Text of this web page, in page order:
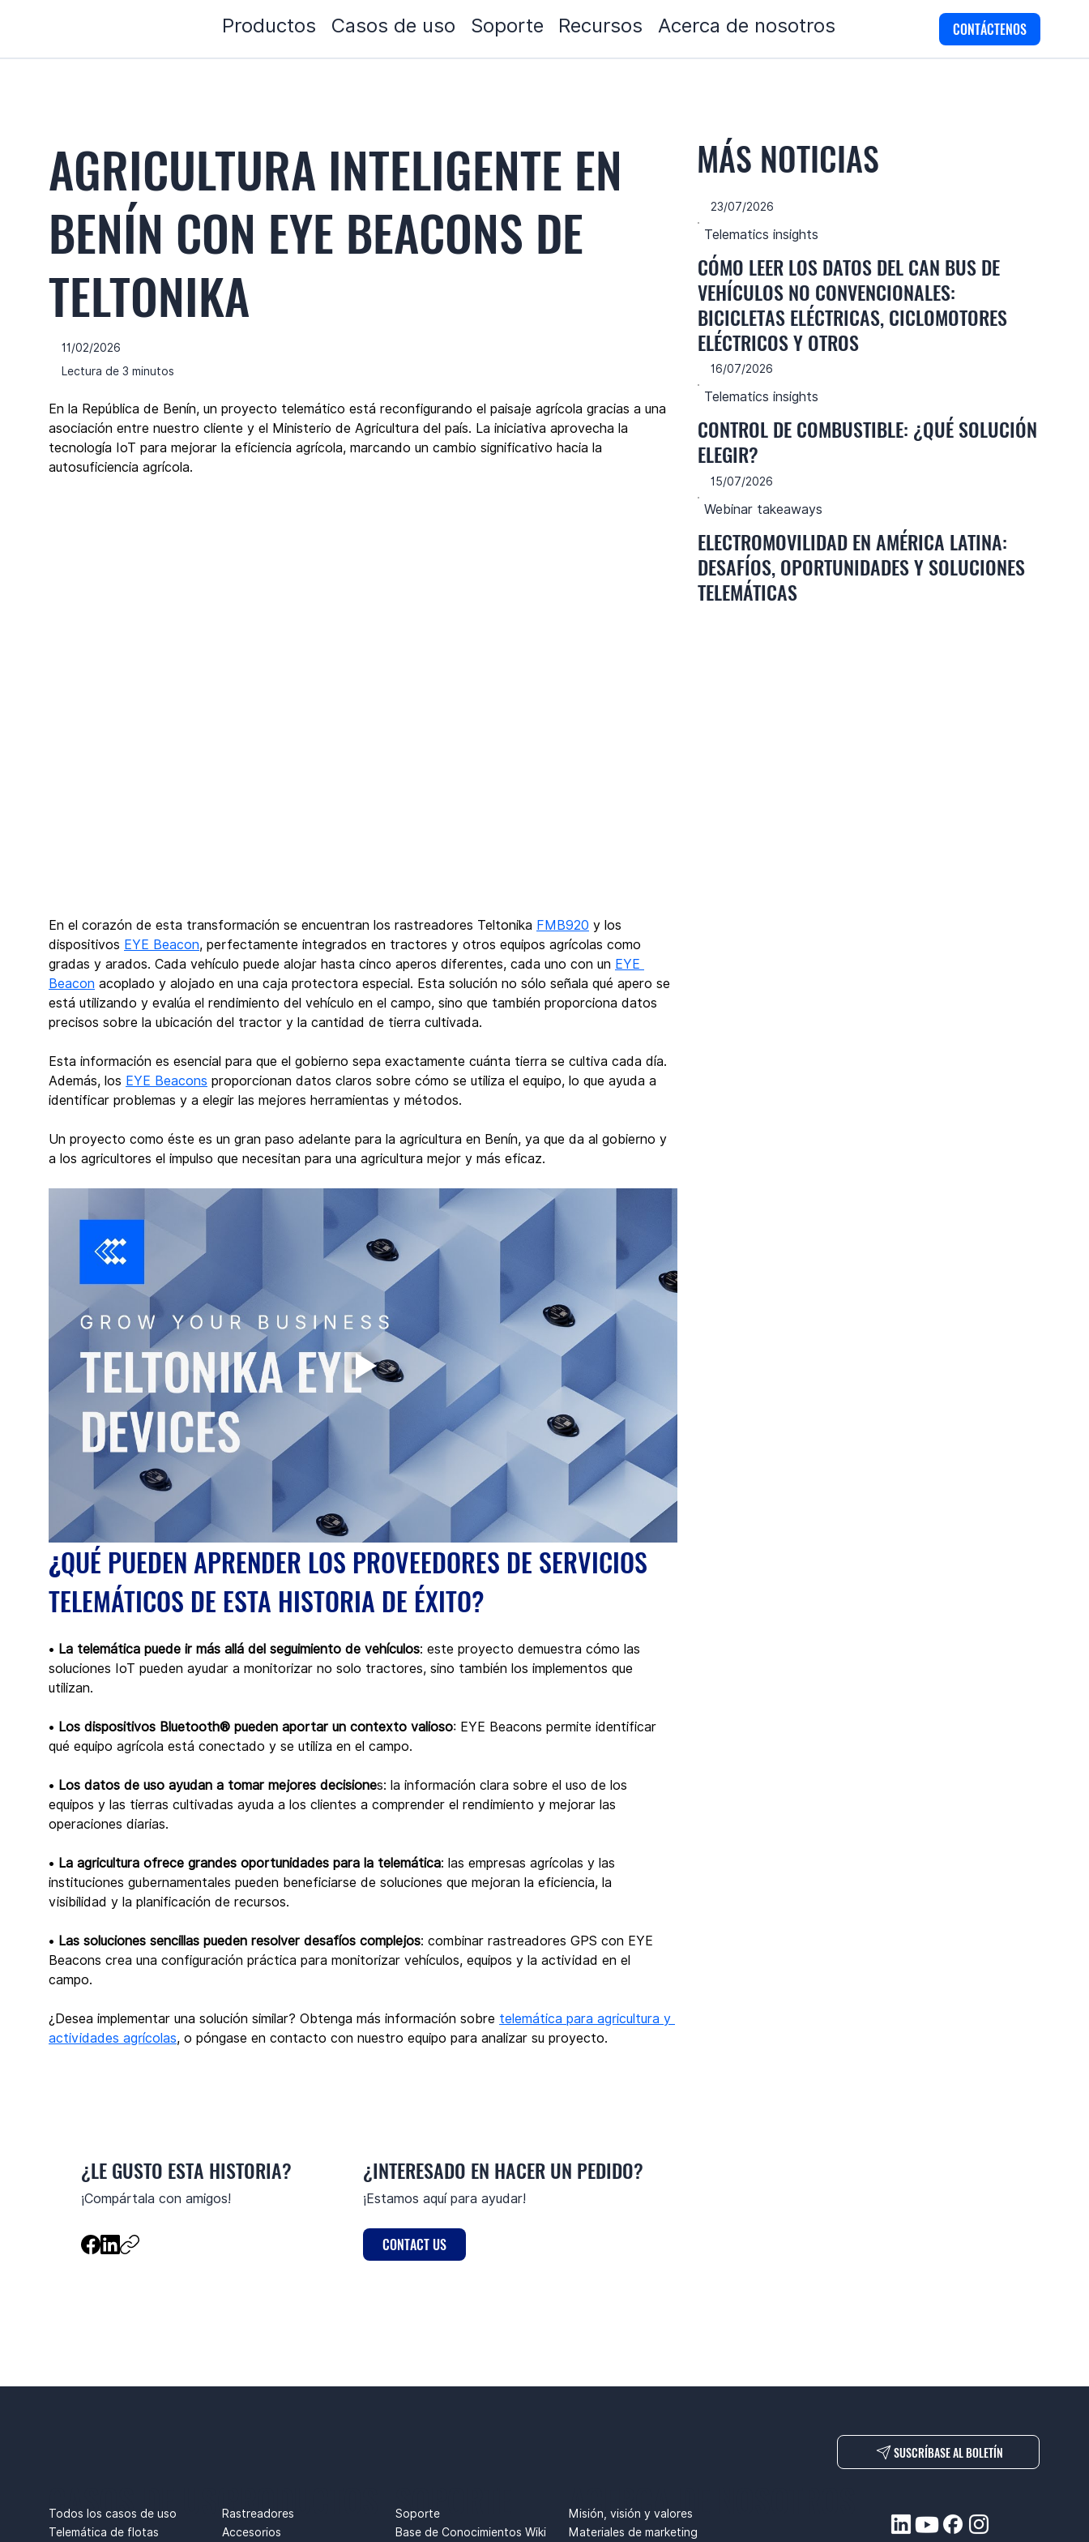
Productos Casos de uso Soporte Recursos Acerca de nosotros CONTÁCTENOS
MÁS NOTICIAS
23/07/2026
Telematics insights
CÓMO LEER LOS DATOS DEL CAN BUS DE
VEHÍCULOS NO CONVENCIONALES:
BICICLETAS ELÉCTRICAS, CICLOMOTORES
ELÉCTRICOS Y OTROS
16/07/2026
Telematics insights
CONTROL DE COMBUSTIBLE: ¿QUÉ SOLUCIÓN
ELEGIR?
15/07/2026
Webinar takeaways
ELECTROMOVILIDAD EN AMÉRICA LATINA:
DESAFÍOS, OPORTUNIDADES Y SOLUCIONES
TELEMÁTICAS
AGRICULTURA INTELIGENTE EN
BENÍN CON EYE BEACONS DE
TELTONIKA
Lectura de 3 minutos
11/02/2026
En la República de Benín, un proyecto telemático está reconfigurando el paisaje agrícola gracias a una
asociación entre nuestro cliente y el Ministerio de Agricultura del país. La iniciativa aprovecha la
tecnología IoT para mejorar la eficiencia agrícola, marcando un cambio significativo hacia la
autosuficiencia agrícola.
En el corazón de esta transformación se encuentran los rastreadores Teltonika FMB920 y los
dispositivos EYE Beacon, perfectamente integrados en tractores y otros equipos agrícolas como
gradas y arados. Cada vehículo puede alojar hasta cinco aperos diferentes, cada uno con un EYE
Beacon acoplado y alojado en una caja protectora especial. Esta solución no sólo señala qué apero se
está utilizando y evalúa el rendimiento del vehículo en el campo, sino que también proporciona datos
precisos sobre la ubicación del tractor y la cantidad de tierra cultivada.
Esta información es esencial para que el gobierno sepa exactamente cuánta tierra se cultiva cada día.
Además, los EYE Beacons proporcionan datos claros sobre cómo se utiliza el equipo, lo que ayuda a
identificar problemas y a elegir las mejores herramientas y métodos.
Un proyecto como éste es un gran paso adelante para la agricultura en Benín, ya que da al gobierno y
a los agricultores el impulso que necesitan para una agricultura mejor y más eficaz.
¿QUÉ PUEDEN APRENDER LOS PROVEEDORES DE SERVICIOS
TELEMÁTICOS DE ESTA HISTORIA DE ÉXITO?
• La telemática puede ir más allá del seguimiento de vehículos: este proyecto demuestra cómo las
soluciones IoT pueden ayudar a monitorizar no solo tractores, sino también los implementos que
utilizan.
• Los dispositivos Bluetooth® pueden aportar un contexto valioso: EYE Beacons permite identificar
qué equipo agrícola está conectado y se utiliza en el campo.
• Los datos de uso ayudan a tomar mejores decisiones: la información clara sobre el uso de los
equipos y las tierras cultivadas ayuda a los clientes a comprender el rendimiento y mejorar las
operaciones diarias.
• La agricultura ofrece grandes oportunidades para la telemática: las empresas agrícolas y las
instituciones gubernamentales pueden beneficiarse de soluciones que mejoran la eficiencia, la
visibilidad y la planificación de recursos.
• Las soluciones sencillas pueden resolver desafíos complejos: combinar rastreadores GPS con EYE
Beacons crea una configuración práctica para monitorizar vehículos, equipos y la actividad en el
campo.
¿Desea implementar una solución similar? Obtenga más información sobre telemática para agricultura y
actividades agrícolas, o póngase en contacto con nuestro equipo para analizar su proyecto.
¿LE GUSTO ESTA HISTORIA?
¡Compártala con amigos!
CONTACT US
¿INTERESADO EN HACER UN PEDIDO?
¡Estamos aquí para ayudar!
CASOS DE USO
Todos los casos de uso
Telemática de flotas
PRODUCTOS
Rastreadores
Accesorios
SOPORTE
Soporte
Base de Conocimientos Wiki
ACERCA DE NOSOTROS
Misión, visión y valores
Materiales de marketing
SUSCRÍBASE AL BOLETÍN